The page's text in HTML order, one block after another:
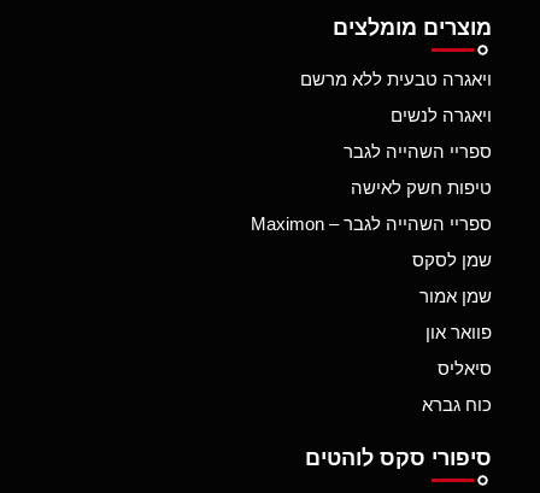
מוצרים מומלצים
ויאגרה טבעית ללא מרשם
ויאגרה לנשים
ספריי השהייה לגבר
טיפות חשק לאישה
ספריי השהייה לגבר – Maximon
שמן לסקס
שמן אמור
פוואר און
סיאליס
כוח גברא
סיפורי סקס לוהטים